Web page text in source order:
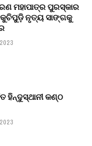
ମହାପାତ୍ର ପୁରସ୍କାର
କୁଚିପୁଡ଼ି ନୃତ୍ୟ ସାଙ୍ଗକୁ
ହିନ୍ଦୁସ୍ଥାନୀ କଣ୍ଠ